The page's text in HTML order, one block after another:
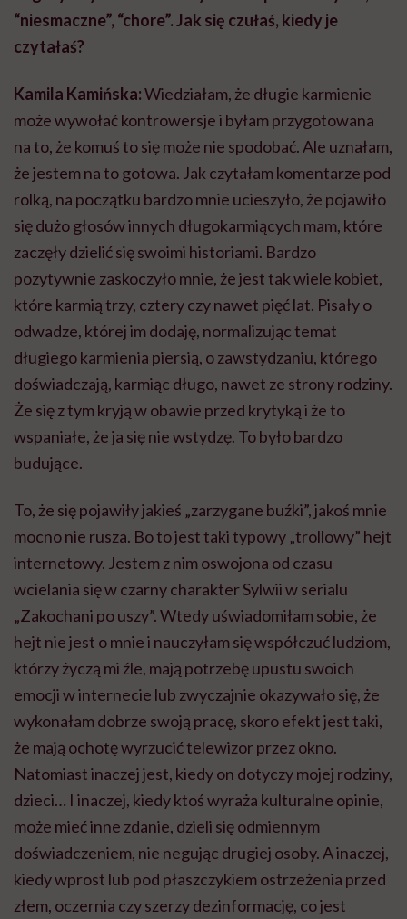
“niesmaczne”, “chore”. Jak się czułaś, kiedy je
czytałaś?
Kamila Kamińska:Wiedziałam, że długie karmienie
może wywołać kontrowersje i byłam przygotowana
na to, że komuś to się może nie spodobać. Ale uznałam,
że jestem na to gotowa. Jak czytałam komentarze pod
rolką, na początku bardzo mnie ucieszyło, że pojawiło
się dużo głosów innych długokarmiących mam, które
zaczęły dzielić się swoimi historiami. Bardzo
pozytywnie zaskoczyło mnie, że jest tak wiele kobiet,
które karmią trzy, cztery czy nawet pięć lat. Pisały o
odwadze, której im dodaję, normalizując temat
długiego karmienia piersią, o zawstydzaniu, którego
doświadczają, karmiąc długo, nawet ze strony rodziny.
Że się z tym kryją w obawie przed krytyką i że to
wspaniałe, że ja się nie wstydzę. To było bardzo
budujące.
To, że się pojawiły jakieś „zarzygane buźki”, jakoś mnie
mocno nie rusza. Bo to jest taki typowy „trollowy” hejt
internetowy. Jestem z nim oswojona od czasu
wcielania się w czarny charakter Sylwii w serialu
„Zakochani po uszy”. Wtedy uświadomiłam sobie, że
hejt nie jest o mnie i nauczyłam się współczuć ludziom,
którzy życzą mi źle, mają potrzebę upustu swoich
emocji w internecie lub zwyczajnie okazywało się, że
wykonałam dobrze swoją pracę, skoro efekt jest taki,
że mają ochotę wyrzucić telewizor przez okno.
Natomiast inaczej jest, kiedy on dotyczy mojej rodziny,
dzieci… I inaczej, kiedy ktoś wyraża kulturalne opinie,
może mieć inne zdanie, dzieli się odmiennym
doświadczeniem, nie negując drugiej osoby. A inaczej,
kiedy wprost lub pod płaszczykiem ostrzeżenia przed
złem, oczernia czy szerzy dezinformację, co jest